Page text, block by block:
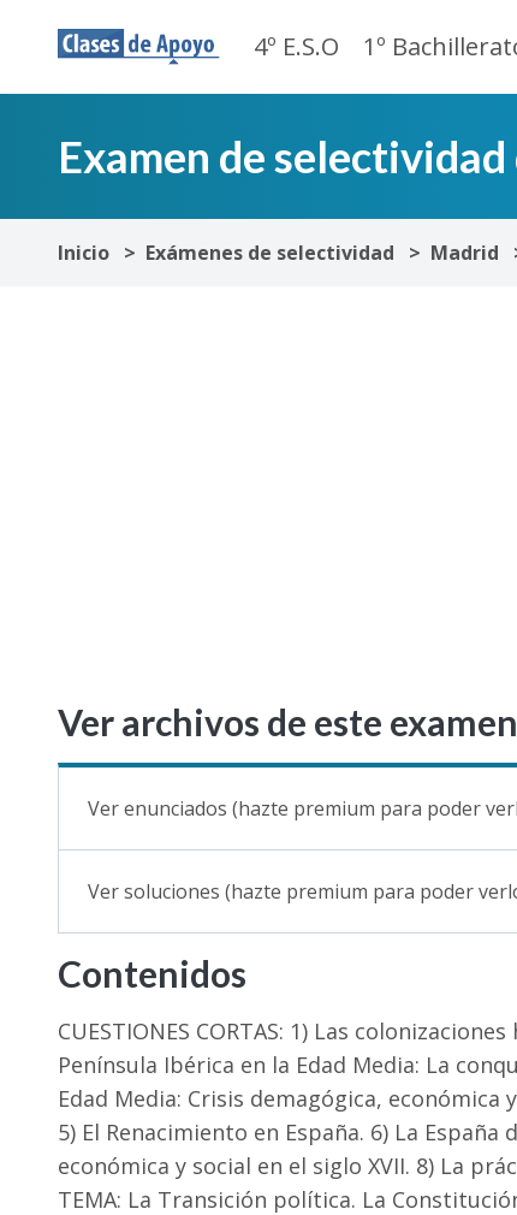
4º E.S.O 1º
Examen de
Inicio Exámenes de selectividad Madrid
Ver archivos de este examen
Ver enunciados (hazte premium para poder
Ver soluciones (hazte premium para poder
Contenidos
CUESTIONES CORTAS: 1) Las
Península Ibérica en la Edad Media: La
Edad Media: Crisis demagógica,
5) El Renacimiento en España. 6) La
económica y social en el siglo XVII. 8) La
TEMA: La Transición política. La